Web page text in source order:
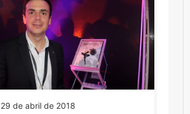
29 de abril de 2018